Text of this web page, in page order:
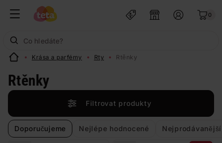
0
Krása a parfémy Rty Rtěnky
Rtěnky
Filtrovat produkty
Doporučujeme Nejlépe hodnocené Nejprodávanější